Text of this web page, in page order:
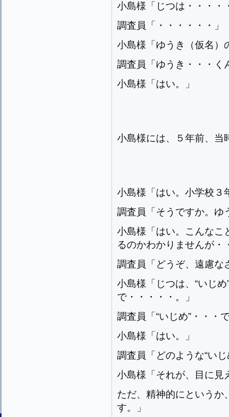
小島様「じつは・・・・
調査員「・・・・・・」
小島様「ゆうき（仮名）
調査員「ゆうき・・・く
小島様「はい。」
小島様には、５年前、当
小島様「はい。小学校３
調査員「そうですか。ゆ
小島様「はい。こんなこ
るのかわかりませんが・
調査員「どうぞ、遠慮な
小島様「じつは、“いじ
で・・・・・。」
調査員「“いじめ”・・・
小島様「はい。」
調査員「どのような“い
小島様「それが、目に見
ただ、精神的にというか
す。」